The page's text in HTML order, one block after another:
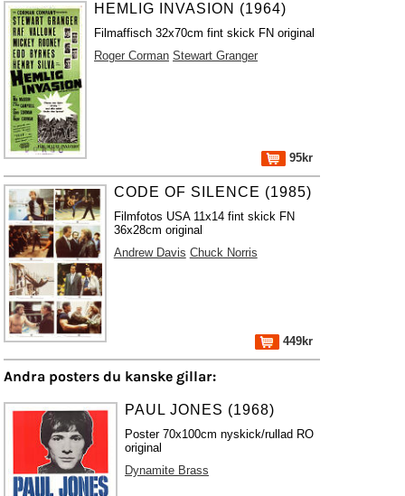
HEMLIG INVASION (1964)
Filmaffisch 32x70cm fint skick FN original
Roger Corman Stewart Granger
95kr
CODE OF SILENCE (1985)
Filmfotos USA 11x14 fint skick FN
36x28cm original
Andrew Davis Chuck Norris
449kr
Andra posters du kanske gillar:
PAUL JONES (1968)
Poster 70x100cm nyskick/rullad RO
original
Dynamite Brass